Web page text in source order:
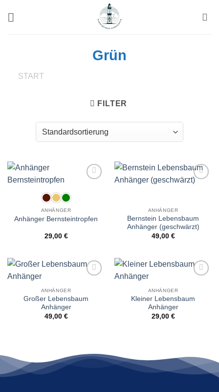
Grün
START
FILTER
ANHÄNGER
Anhänger Bernsteintropfen
29,00 €
Wunschliste
ANHÄNGER
Bernstein Lebensbaum
Anhänger (geschwärzt)
49,00 €
ANHÄNGER
Großer Lebensbaum
Anhänger
49,00 €
ANHÄNGER
Kleiner Lebensbaum
Anhänger
29,00 €